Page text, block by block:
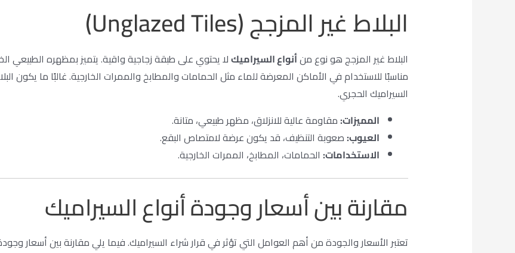
البلاط غير المزجج (Unglazed Tiles)
البلاط غير المزجج هو نوع منأنواع السيراميكلا يحتوي على طبقة زجاجية واقية. يتميز بمظهره الطبيعي
مناسبًا للاستخدام في الأماكن المعرضة للماء مثل الحمامات والمطابخ والممرات الخارجية. غالبًا ما يكون
السيراميك الحجري.
المميزات:مقاومة عالية للانزلاق، مظهر طبيعي، متانة.
العيوب:صعوبة التنظيف، قد يكون عرضة لامتصاص البقع.
الاستخدامات:الحمامات، المطابخ، الممرات الخارجية.
مقارنة بين أسعار وجودة أنواع السيراميك
تعتبر الأسعار والجودة من أهم العوامل التي تؤثر في قرار شراء السيراميك. فيما يلي مقارنة بين أسعار